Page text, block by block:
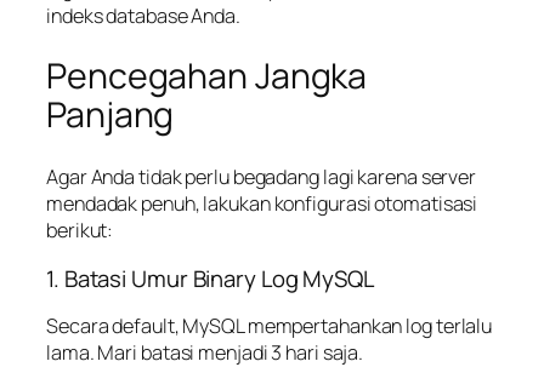
indeks database Anda.
Pencegahan Jangka
Panjang
Agar Anda tidak perlu begadang lagi karena server
mendadak penuh, lakukan konfigurasi otomatisasi
berikut:
1. Batasi Umur Binary Log MySQL
Secara default, MySQL mempertahankan log terlalu
lama. Mari batasi menjadi 3 hari saja.